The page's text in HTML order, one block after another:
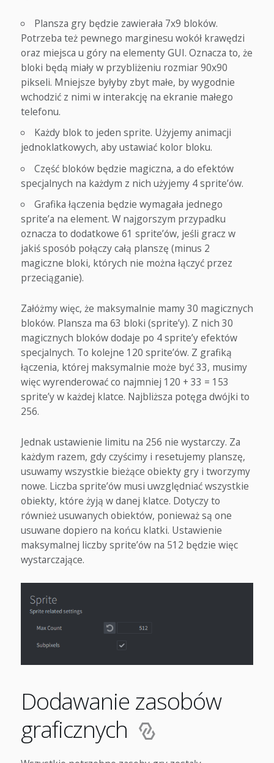
Plansza gry będzie zawierała 7x9 bloków.
Potrzeba też pewnego marginesu wokół krawędzi
oraz miejsca u góry na elementy GUI. Oznacza to, że
bloki będą miały w przybliżeniu rozmiar 90x90
pikseli. Mniejsze byłyby zbyt małe, by wygodnie
wchodzić z nimi w interakcję na ekranie małego
telefonu.
Każdy blok to jeden sprite. Użyjemy animacji
jednoklatkowych, aby ustawiać kolor bloku.
Część bloków będzie magiczna, a do efektów
specjalnych na każdym z nich użyjemy 4 sprite’ów.
Grafika łączenia będzie wymagała jednego
sprite’a na element. W najgorszym przypadku
oznacza to dodatkowe 61 sprite’ów, jeśli gracz w
jakiś sposób połączy całą planszę (minus 2
magiczne bloki, których nie można łączyć przez
przeciąganie).
Załóżmy więc, że maksymalnie mamy 30 magicznych
bloków. Plansza ma 63 bloki (sprite’y). Z nich 30
magicznych bloków dodaje po 4 sprite’y efektów
specjalnych. To kolejne 120 sprite’ów. Z grafiką
łączenia, której maksymalnie może być 33, musimy
więc wyrenderować co najmniej 120 + 33 = 153
sprite’y w każdej klatce. Najbliższa potęga dwójki to
256.
Jednak ustawienie limitu na 256 nie wystarczy. Za
każdym razem, gdy czyścimy i resetujemy planszę,
usuwamy wszystkie bieżące obiekty gry i tworzymy
nowe. Liczba sprite’ów musi uwzględniać wszystkie
obiekty, które żyją w danej klatce. Dotyczy to
również usuwanych obiektów, ponieważ są one
usuwane dopiero na końcu klatki. Ustawienie
maksymalnej liczby sprite’ów na 512 będzie więc
wystarczające.
Dodawanie zasobów
graficznych